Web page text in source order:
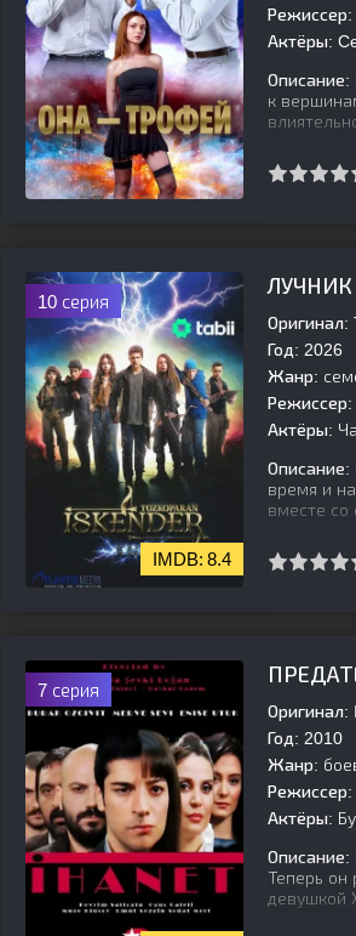
Режиссер:
Актёры:
Описание:
к
10 серия
8.4
Оригинал:
Год: 2026
Жанр:
Режиссер:
Актёры:
Описание:
время и
вместе
7 серия
Оригинал:
Год: 2010
Жанр:
Режиссер:
Актёры:
Описание:
Теперь он
девушкой